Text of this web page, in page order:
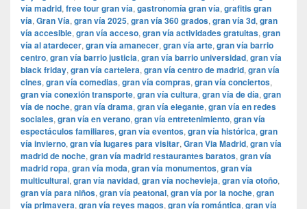
vía madrid, free tour gran vía, gastronomía gran vía, grafitis gran
vía, Gran Vía, gran vía 2025, gran vía 360 grados, gran vía 3d, gran
vía accesible, gran vía acceso, gran vía actividades gratuitas, gran
vía al atardecer, gran vía amanecer, gran vía arte, gran vía barrio
centro, gran vía barrio justicia, gran vía barrio universidad, gran vía
black friday, gran vía cartelera, gran vía centro de madrid, gran vía
cines, gran vía comedias, gran vía compras, gran vía conciertos,
gran vía conexión transporte, gran vía cultura, gran vía de día, gran
vía de noche, gran vía drama, gran vía elegante, gran vía en redes
sociales, gran vía en verano, gran vía entretenimiento, gran vía
espectáculos familiares, gran vía eventos, gran vía histórica, gran
vía invierno, gran vía lugares para visitar, ​​Gran Via Madrid, gran vía
madrid de noche, gran vía madrid restaurantes baratos, gran vía
madrid ropa, gran vía moda, gran vía monumentos, gran vía
multicultural, gran vía navidad, gran vía nochevieja, gran vía otoño,
gran vía para niños, gran vía peatonal, gran vía por la noche, gran
vía primavera, gran vía reyes magos, gran vía romántica, gran vía